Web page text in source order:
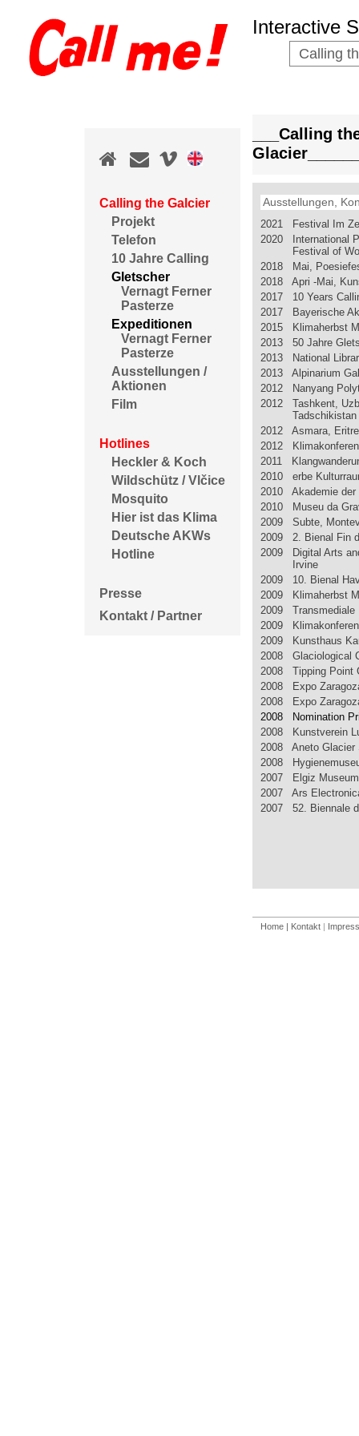
Calling the Galcier
Projekt
Telefon
10 Jahre Calling
Gletscher
Vernagt Ferner
Pasterze
Expeditionen
Vernagt Ferner
Pasterze
Ausstellungen /
Aktionen
Film
Hotlines
Heckler & Koch
Wildschütz / Vlčice
Mosquito
Hier ist das Klima
Deutsche AKWs
Hotline
Presse
Kontakt / Partner
Interactive
Calling
___Calling
Ausstellungen,
2021 Festival Im
2020 International
Festival of
2018 Mai,
2018 Apri -Mai,
2017 10 Years
2017 Bayerische
2015 Klimaherbst
2013 50 Jahre
2013 National
2013 Alpinarium
2012 Nanyang
2012 Tashkent,
Tadschikistan
2012 Asmara,
2012
2011
2010 erbe
2010 Akademie der
2010 Museu da
2009 Subte,
2009 2. Bienal Fin
2009 Digital Arts
Irvine
2009 10. Bienal
2009 Klimaherbst
2009 Transmediale
2009
2009 Kunsthaus
2008 Glaciological
2008 Tipping Point
2008 Expo
2008 Expo
2008 Nomination
2008 Kunstverein
2008 Aneto Glacier
2008
2007 Elgiz Museum
2007 Ars
2007 52. Biennale
Home | Kontakt |